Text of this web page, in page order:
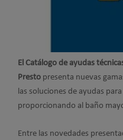
El Catálogo de ayudas
Presto presenta nuevas
las soluciones de ayudas
proporcionando al baño
Entre las novedades